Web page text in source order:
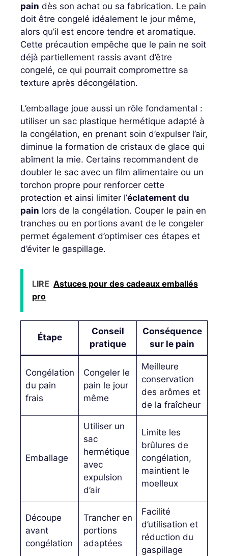
pain dès son achat ou sa fabrication. Le pain
doit être congelé idéalement le jour même,
alors qu’il est encore tendre et aromatique.
Cette précaution empêche que le pain ne soit
déjà partiellement rassis avant d’être
congelé, ce qui pourrait compromettre sa
texture après décongélation.
L’emballage joue aussi un rôle fondamental :
utiliser un sac plastique hermétique adapté à
la congélation, en prenant soin d’expulser l’air,
diminue la formation de cristaux de glace qui
abîment la mie. Certains recommandent de
doubler le sac avec un film alimentaire ou un
torchon propre pour renforcer cette
protection et ainsi limiter l’éclatement du
pain lors de la congélation. Couper le pain en
tranches ou en portions avant de le congeler
permet également d’optimiser ces étapes et
d’éviter le gaspillage.
LIRE Astuces pour des cadeaux emballés
pro
Étape
Conseil
pratique
Conséquence
sur le pain
Congélation
du pain
frais
Congeler le
pain le jour
même
Meilleure
conservation
des arômes et
de la fraîcheur
Emballage
Utiliser un
sac
hermétique
avec
expulsion
d’air
Limite les
brûlures de
congélation,
maintient le
moelleux
Découpe
avant
congélation
Trancher en
portions
adaptées
Facilité
d’utilisation et
réduction du
gaspillage